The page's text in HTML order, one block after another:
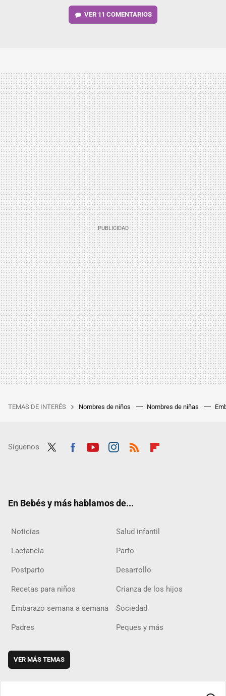
VER 11 COMENTARIOS
TEMAS DE INTERÉS Nombres de niños Nombres de niñas
Síguenos
En Bebés y más hablamos de...
Noticias Salud infantil
Lactancia Parto
Postparto Desarrollo
Recetas para niños Crianza de los hijos
Embarazo semana a semana Sociedad
Padres Peques y más
VER MÁS TEMAS